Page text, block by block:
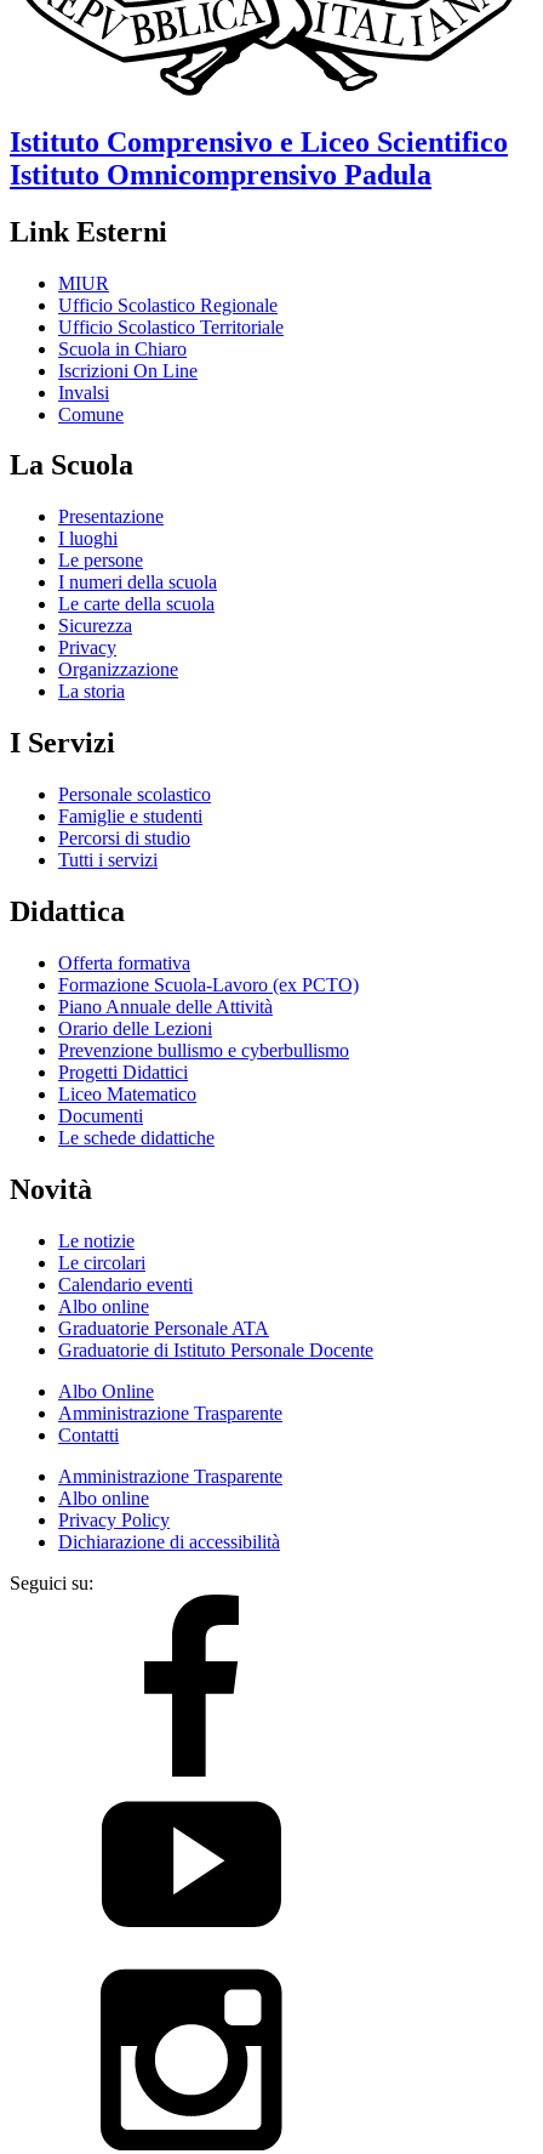
Istituto Comprensivo e Liceo Scientifico
Istituto Omnicomprensivo Padula
Link Esterni
MIUR
Ufficio Scolastico Regionale
Ufficio Scolastico Territoriale
Scuola in Chiaro
Iscrizioni On Line
Invalsi
Comune
La Scuola
Presentazione
I luoghi
Le persone
I numeri della scuola
Le carte della scuola
Sicurezza
Privacy
Organizzazione
La storia
I Servizi
Personale scolastico
Famiglie e studenti
Percorsi di studio
Tutti i servizi
Didattica
Offerta formativa
Formazione Scuola-Lavoro (ex PCTO)
Piano Annuale delle Attività
Orario delle Lezioni
Prevenzione bullismo e cyberbullismo
Progetti Didattici
Liceo Matematico
Documenti
Le schede didattiche
Novità
Le notizie
Le circolari
Calendario eventi
Albo online
Graduatorie Personale ATA
Graduatorie di Istituto Personale Docente
Albo Online
Amministrazione Trasparente
Contatti
Amministrazione Trasparente
Albo online
Privacy Policy
Dichiarazione di accessibilità
Seguici su: